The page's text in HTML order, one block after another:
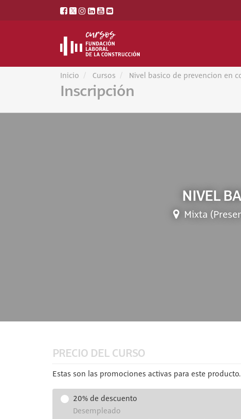
Inicio Cursos Nivel basico de prevencion en
Inscripción
NIVEL
Mixta
PRECIO DEL CURSO
Estas son las promociones activas para este producto.
20% de descuento
Desempleado